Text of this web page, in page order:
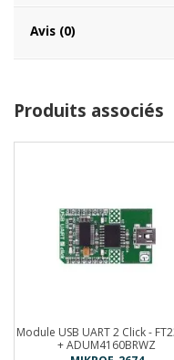
Avis (0)
Produits associés
Module USB UART 2 Click -
+ ADUM4160BRWZ